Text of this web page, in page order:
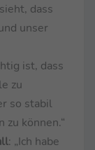
dass
unser
ist, dass
zu
so stabil
zu können.“
: „Ich habe